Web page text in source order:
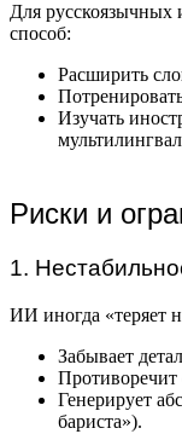
Для русскоязычных
способ:
Расширить
Изучать
Риски и
1.
ИИ иногда «теряет
Забывает
Противоречит
Генерирует
бариста»).